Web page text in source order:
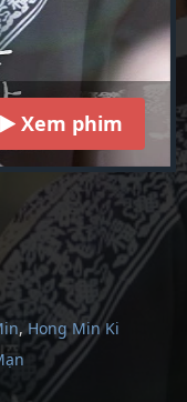
Xem phim
, Hong Min Ki